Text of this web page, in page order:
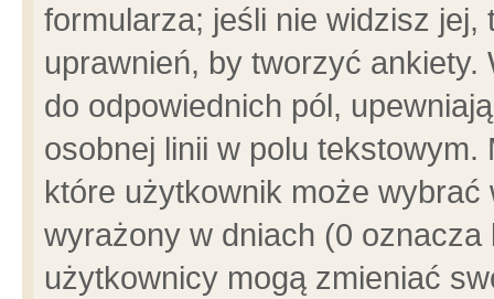
formularza; jeśli nie widzisz
uprawnień, by tworzyć ankiety.
do odpowiednich pól,
osobnej linii w polu
które użytkownik może
wyrażony w dniach (0
użytkownicy mogą zmieniać